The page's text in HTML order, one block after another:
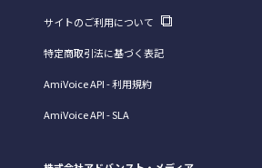
サイトのご利用について
特定商取引法に基づく表記
AmiVoice API - 利用規約
AmiVoice API - SLA